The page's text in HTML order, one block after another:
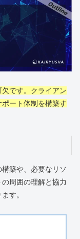
です。クライアン
ート体制を構築す
築や、必要なリソ
周囲の理解と協力
す。